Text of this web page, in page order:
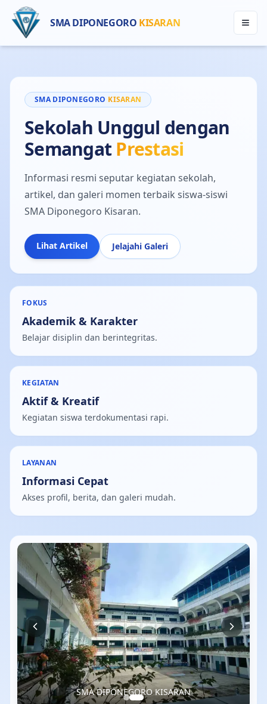
SMA DIPONEGORO KISARAN
SMA DIPONEGORO KISARAN
Sekolah Unggul dengan
Semangat Prestasi
Informasi resmi seputar kegiatan sekolah,
artikel, dan galeri momen terbaik siswa-siswi
SMA Diponegoro Kisaran.
Lihat Artikel Jelajahi Galeri
FOKUS
Akademik & Karakter
Belajar disiplin dan berintegritas.
KEGIATAN
Aktif & Kreatif
Kegiatan siswa terdokumentasi rapi.
LAYANAN
Informasi Cepat
Akses profil, berita, dan galeri mudah.
SMA DIPONEGORO KISARAN